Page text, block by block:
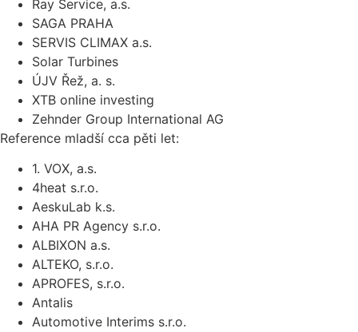
Ray Service, a.s.
SAGA PRAHA
SERVIS CLIMAX a.s.
Solar Turbines
ÚJV Řež, a. s.
XTB online investing
Zehnder Group International AG
Reference mladší cca pěti let:
1. VOX, a.s.
4heat s.r.o.
AeskuLab k.s.
AHA PR Agency s.r.o.
ALBIXON a.s.
ALTEKO, s.r.o.
APROFES, s.r.o.
Antalis
Automotive Interims s.r.o.